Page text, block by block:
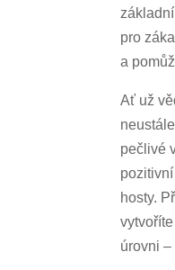
pro
a
Ať už
pečlivé
hosty.
úrovni